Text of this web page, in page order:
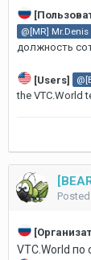
@[MR]
должность
[Users]
the VTC.World
Posted
VTC.World по